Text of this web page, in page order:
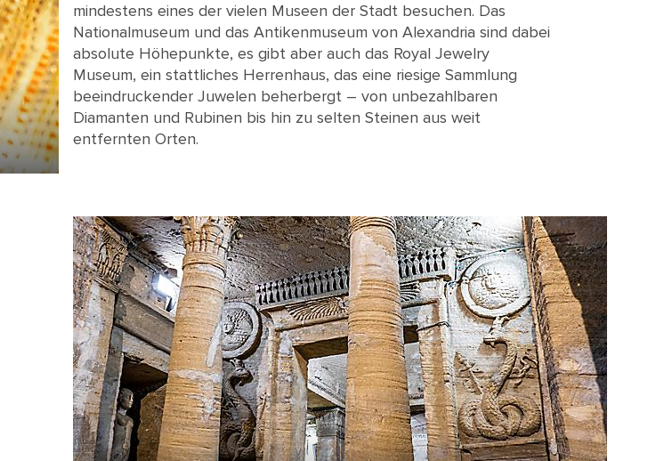
mindestens eines der vielen Museen der Stadt besuchen. Das
Nationalmuseum und das Antikenmuseum von Alexandria sind dabei
absolute Höhepunkte, es gibt aber auch das Royal Jewelry
Museum, ein stattliches Herrenhaus, das eine riesige Sammlung
beeindruckender Juwelen beherbergt – von unbezahlbaren
Diamanten und Rubinen bis hin zu selten Steinen aus weit
entfernten Orten.